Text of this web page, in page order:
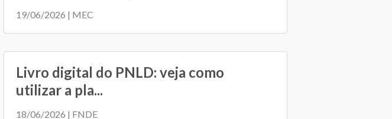
19/06/2026 | MEC
Livro digital do PNLD: veja como
utilizar a pla...
18/06/2026 | FNDE